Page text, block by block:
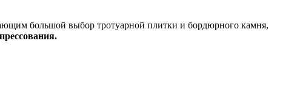
большой выбор тротуарной плитки и бордюрного камня,